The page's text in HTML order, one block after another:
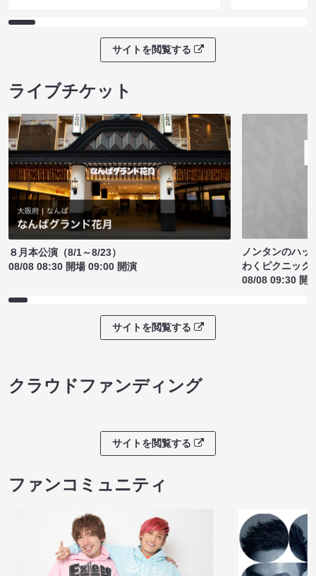
サイトを閲覧する
ライブチケット
８月本公演（8/1～8/23）
08/08 08:30 開場 09:00 開演
ノンタンのハッ
わくピクニック
08/08 09:30 開
サイトを閲覧する
クラウドファンディング
サイトを閲覧する
ファンコミュニティ